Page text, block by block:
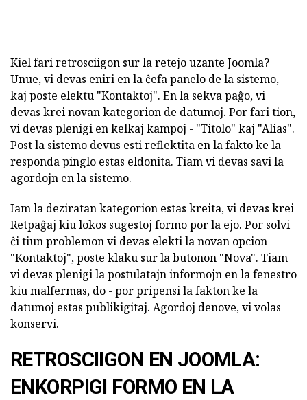
Kiel fari retrosciigon sur la retejo uzante Joomla?
Unue, vi devas eniri en la ĉefa panelo de la sistemo,
kaj poste elektu "Kontaktoj". En la sekva paĝo, vi
devas krei novan kategorion de datumoj. Por fari tion,
vi devas plenigi en kelkaj kampoj - "Titolo" kaj "Alias".
Post la sistemo devus esti reflektita en la fakto ke la
responda pinglo estas eldonita. Tiam vi devas savi la
agordojn en la sistemo.
Iam la deziratan kategorion estas kreita, vi devas krei
Retpaĝaj kiu lokos sugestoj formo por la ejo. Por solvi
ĉi tiun problemon vi devas elekti la novan opcion
"Kontaktoj", poste klaku sur la butonon "Nova". Tiam
vi devas plenigi la postulatajn informojn en la fenestro
kiu malfermas, do - por pripensi la fakton ke la
datumoj estas publikigitaj. Agordoj denove, vi volas
konservi.
RETROSCIIGON EN JOOMLA:
ENKORPIGI FORMO EN LA